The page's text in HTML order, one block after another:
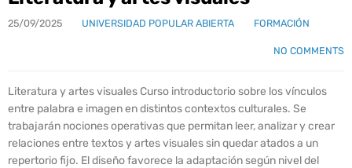
25/09/2025 UNIVERSIDAD POPULAR ABIERTA FORMACIÓN
NO COMMENTS
Literatura y artes visuales Curso introductorio sobre los vínculos
entre palabra e imagen en distintos contextos culturales. Se
trabajarán nociones operativas que permitan leer, analizar y crear
relaciones entre textos y artes visuales sin quedar atados a un
repertorio fijo. El diseño favorece la adaptación según nivel del